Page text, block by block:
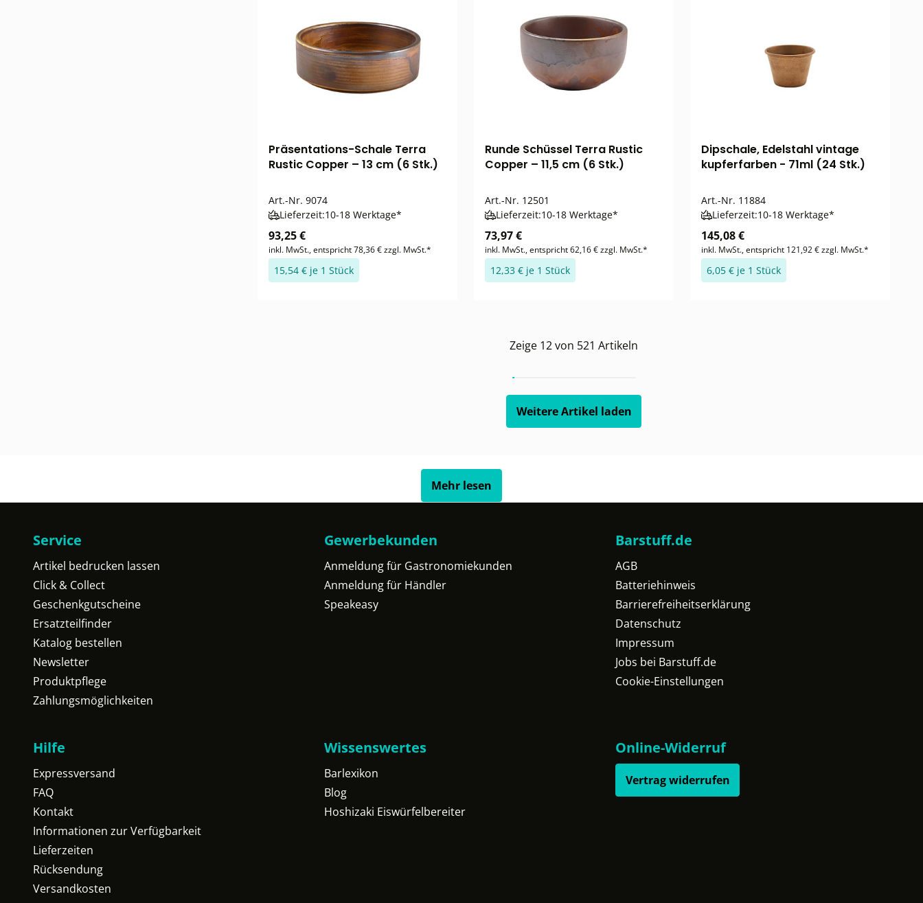
Präsentations-Schale Terra
Rustic Copper – 13 cm (6 Stk.)
Art.-Nr. 9074
Lieferzeit:10-18 Werktage*
93,25 €
inkl. MwSt., entspricht 78,36 € zzgl. MwSt.*
15,54 € je 1 Stück
Runde Schüssel Terra Rustic
Copper – 11,5 cm (6 Stk.)
Art.-Nr. 12501
Lieferzeit:10-18 Werktage*
73,97 €
inkl. MwSt., entspricht 62,16 € zzgl. MwSt.*
12,33 € je 1 Stück
Dipschale, Edelstahl vintage
kupferfarben - 71ml (24 Stk.)
Art.-Nr. 11884
Lieferzeit:10-18 Werktage*
145,08 €
inkl. MwSt., entspricht 121,92 € zzgl. MwSt.*
6,05 € je 1 Stück
Zeige 12von 521 Artikeln
Weitere Artikel laden
Mehr lesen
Service
Artikel bedrucken lassen
Click & Collect
Geschenkgutscheine
Ersatzteilfinder
Katalog bestellen
Newsletter
Produktpflege
Zahlungsmöglichkeiten
Gewerbekunden
Anmeldung für Gastronomiekunden
Anmeldung für Händler
Speakeasy
Barstuff.de
AGB
Batteriehinweis
Barrierefreiheitserklärung
Datenschutz
Impressum
Jobs bei Barstuff.de
Cookie-Einstellungen
Hilfe
Expressversand
FAQ
Kontakt
Informationen zur Verfügbarkeit
Lieferzeiten
Rücksendung
Versandkosten
Wissenswertes
Barlexikon
Blog
Hoshizaki Eiswürfelbereiter
Online-Widerruf
Vertrag widerrufen